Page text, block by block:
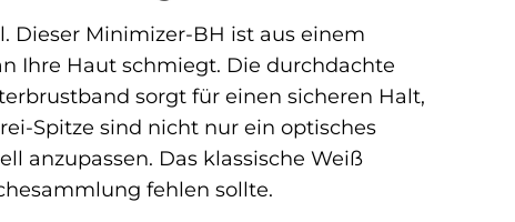
Dieser Minimizer-BH ist aus einem
Ihre Haut schmiegt. Die durchdachte
sorgt für einen sicheren Halt,
Spitze sind nicht nur ein optisches
anzupassen. Das klassische Weiß
fehlen sollte.